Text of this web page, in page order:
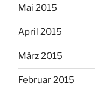
Mai 2015
April 2015
März 2015
Februar 2015